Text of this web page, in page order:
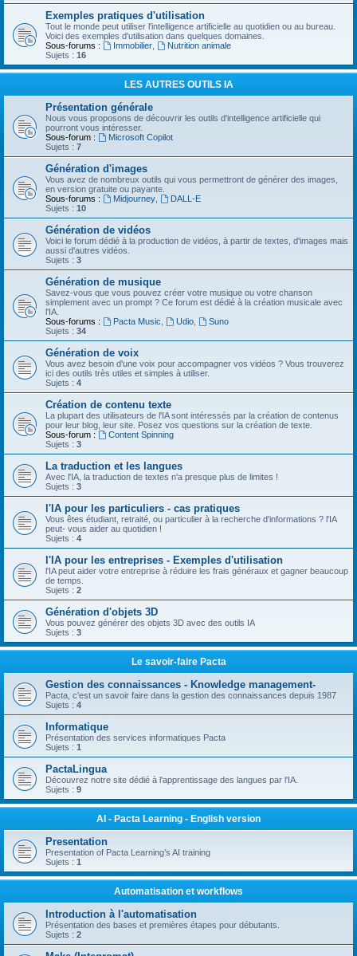
Exemples pratiques d'utilisation
Tout le monde peut utiliser l'intelligence artificielle au quotidien ou au bureau.
Voici des exemples d'utilisation dans quelques domaines.
Sous-forums :
Immobilier,
Nutrition animale
Sujets : 16
LES AUTRES OUTILS IA
Présentation générale
Nous vous proposons de découvrir les outils d'intelligence artificielle qui
pourront vous intéresser.
Sous-forum :
Microsoft Copilot
Sujets : 7
Génération d'images
Vous avez de nombreux outils qui vous permettront de générer des images,
en version gratuite ou payante.
Sous-forums :
Midjourney,
DALL-E
Sujets : 10
Génération de vidéos
Voici le forum dédié à la production de vidéos, à partir de textes, d'images mais
aussi d'autres vidéos.
Sujets : 3
Génération de musique
Savez-vous que vous pouvez créer votre musique ou votre chanson
simplement avec un prompt ? Ce forum est dédié à la création musicale avec
l'IA.
Sous-forums :
Pacta Music Udio,
Suno
Sujets : 34
Génération de voix
Vous avez besoin d'une voix pour accompagner vos vidéos ? Vous trouverez
ici des outils très utiles et simples à utiliser.
Sujets : 4
Création de contenu texte
La plupart des utilisateurs de l'IA sont intéressés par la création de contenus
pour leur blog, leur site. Posez vos questions sur la création de texte.
Sous-forum :
Content Spinning
Sujets : 3
La traduction et les langues
Avec l'IA, la traduction de textes n'a presque plus de limites !
Sujets : 3
l'IA pour les particuliers - cas pratiques
Vous êtes étudiant, retraité, ou particulier à la recherche d'informations ? l'IA
peut- vous aider au quotidien !
Sujets : 4
l'IA pour les entreprises - Exemples d'utilisation
l'IA peut aider votre entreprise à réduire les frais généraux et gagner beaucoup
de temps.
Sujets : 2
Génération d'objets 3D
Vous pouvez générer des objets 3D avec des outils IA
Sujets : 3
Le savoir-faire Pacta
Gestion des connaissances - Knowledge management-
Pacta, c'est un savoir faire dans la gestion des connaissances depuis 1987
Sujets : 4
Informatique
Présentation des services informatiques Pacta
Sujets : 1
PactaLingua
Découvrez notre site dédié à l'apprentissage des langues par l'IA.
Sujets : 9
AI - Pacta Learning - English version
Presentation
Presentation of Pacta Learning’s AI training
Sujets : 1
Automatisation et workflows
Introduction à l'automatisation
Présentation des bases et premières étapes pour débutants.
Sujets : 2